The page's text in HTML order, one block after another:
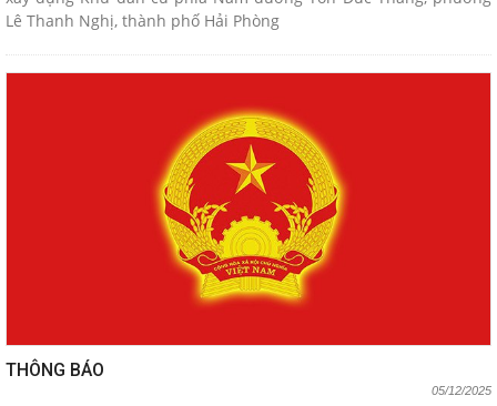
Lê Thanh Nghị, thành phố Hải Phòng
THÔNG BÁO
05/12/2025